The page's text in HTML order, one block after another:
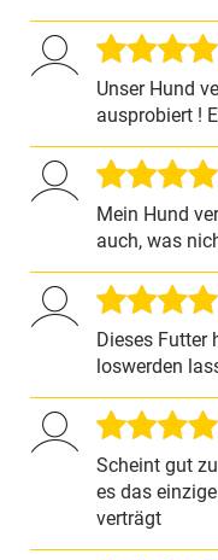
Unser Hund
ausprobiert !
Mein Hund
auch, was
Dieses Futter
loswerden
Scheint gut
es das
verträgt